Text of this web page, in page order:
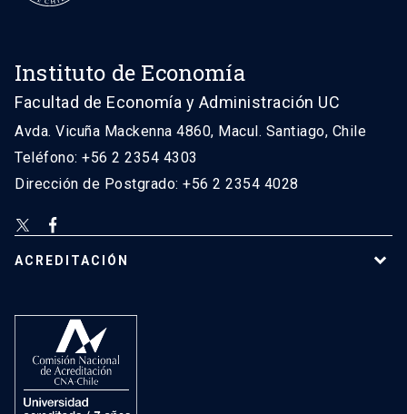
Instituto de Economía
Facultad de Economía y Administración UC
Avda. Vicuña Mackenna 4860, Macul. Santiago, Chile
Teléfono: +56 2 2354 4303
Dirección de Postgrado: +56 2 2354 4028
ACREDITACIÓN